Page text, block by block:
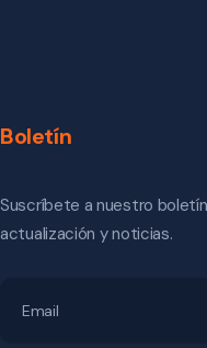
Boletín
Suscríbete a nuestro
actualización y noticias.